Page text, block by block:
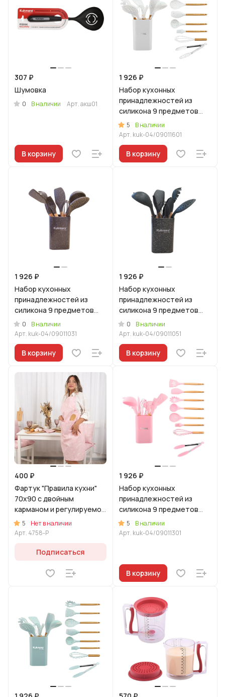
307 ₽
Шумовка
0 В наличии Арт.акш01
В корзину
1 926 ₽
Набор кухонных
принадлежностей из
силикона 9 предметов
"Белый"
5
В наличии
Арт. kuk-04/09011601
В корзину
1 926 ₽
Набор кухонных
принадлежностей из
силикона 9 предметов
Кофейный мрамор
0
В наличии
Арт. kuk-04/09011031
В корзину
1 926 ₽
Набор кухонных
принадлежностей из
силикона 9 предметов
Гранит оригинальный
0
В наличии
Арт. kuk-04/09011051
В корзину
400 ₽
Фартук "Правила кухни"
70х90 с двойным
карманом и регулируемой
бретелью (Соцветие)
5
Нет в наличии
Арт. 4758-Р
Подписаться
1 926 ₽
Набор кухонных
принадлежностей из
силикона 9 предметов
"Розовый"
5
В наличии
Арт. kuk-04/09011301
В корзину